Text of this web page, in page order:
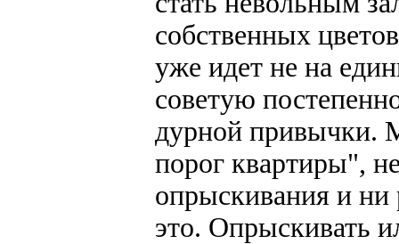
собственных
уже идет не на
советую
дурной привычки.
порог квартиры",
опрыскивания и ни
это. Опрыскивать